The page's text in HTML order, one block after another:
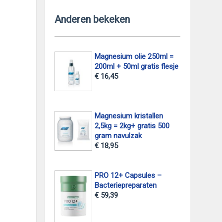
Anderen bekeken
Magnesium olie 250ml =
200ml + 50ml gratis flesje
€ 16,45
Magnesium kristallen
2,5kg = 2kg+ gratis 500
gram navulzak
€ 18,95
PRO 12+ Capsules –
Bacteriepreparaten
€ 59,39